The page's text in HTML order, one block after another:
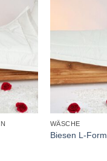
+
WÄSCHE
Biesen L-Form